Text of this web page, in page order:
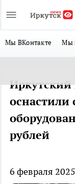
Мы ВКонтакте Мы
рублей
6 февраля 2025